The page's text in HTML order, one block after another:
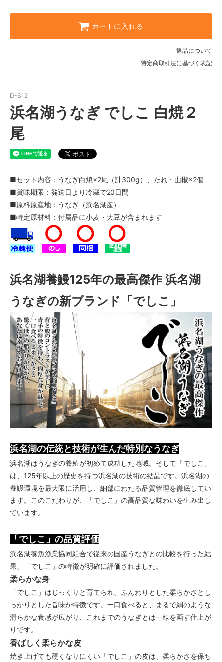
カートに入れる
返品について
特定商取引法に基づく表記
D-S12
浜名湖うなぎ でしこ 白焼２
尾
■セット内容：うなぎ白焼×2尾（計300g）、たれ・山椒×2個
■賞味期限：発送日より冷蔵で20日間
■原料原産地：うなぎ（浜名湖産）
■特定原材料：付属品に小麦・大豆が含まれます
浜名湖養鰻125年の最高傑作 浜名湖
うなぎの新ブランド「でしこ」
浜名湖の伝統と技術が生んだ特別なうなぎ
浜名湖はうなぎの養殖が初めて成功した地域。そして「でしこ」
は、125年以上の歴史を持つ浜名湖の技術の結晶です。浜名湖の
養鰻環境を最大限に活用し、細部にわたる品質管理を徹底してい
ます。このこだわりが、「でしこ」の高品質な味わいを生み出し
ています。
「でしこ」の品質評価
浜名湖養魚漁業協同組合で従来の国産うなぎとの比較を行った結
果、「でしこ」の特徴が明確に評価されました。
柔らかな身
「でしこ」はじっくりと育てられ、ふんわりとした柔らかさとし
っかりとした旨味が特徴です。一口食べると、まるで絹のような
滑らかな食感が広がり、これまでのうなぎとは一線を画す仕上が
りです。
香ばしく柔らかな皮
焼き上げても硬くなりにくい「でしこ」の皮は、柔らかさを保ち